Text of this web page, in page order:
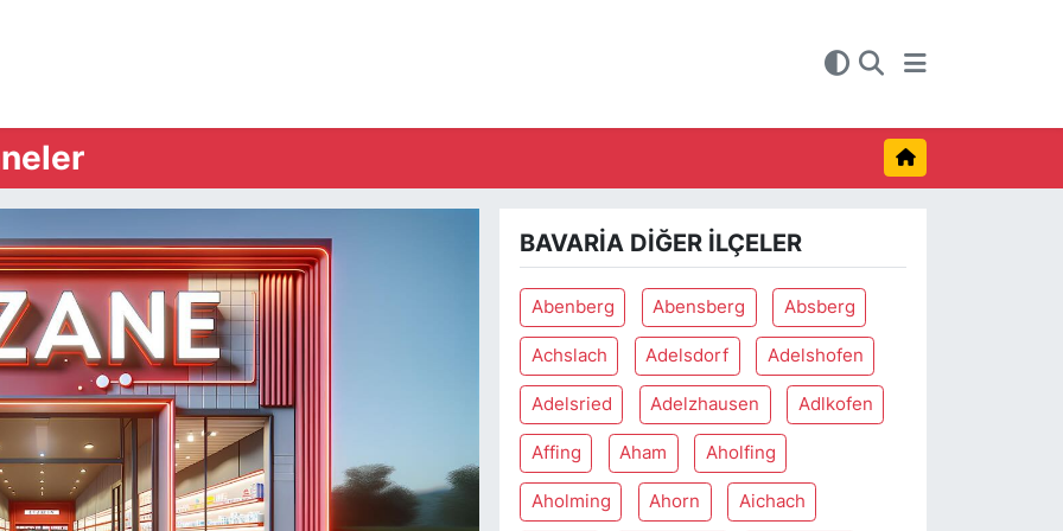
BAVARIA DIĞER İLÇELER
Abenberg Abensberg Absberg
Achslach Adelsdorf Adelshofen
Adelsried Adelzhausen Adlkofen
Affing Aham Aholfing
Aholming Ahorn Aichach